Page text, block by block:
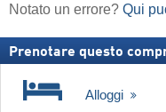
Notato un errore? Qui
Prenotare questo
Alloggi